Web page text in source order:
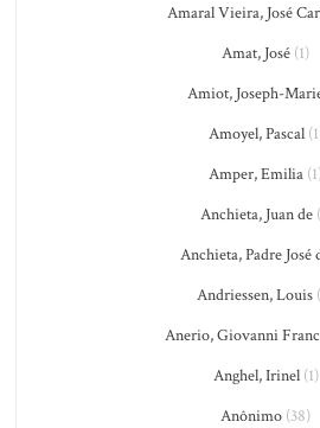
Amaral Vieira, José
Amat, José (1)
Amiot, Joseph-
Amoyel, Pascal
Amper, Emilia
Anchieta, Juan de
Anchieta, Padre José
Andriessen, Louis
Anerio, Giovanni
Anghel, Irinel(1)
Anônimo (38)